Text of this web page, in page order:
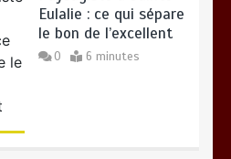
Eulalie : ce qui sépare
le bon de l’excellent
0 6 minutes